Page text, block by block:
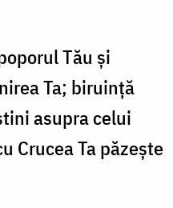
Tău şi
Ta; biruinţă
asupra celui
Crucea Ta păzeşte